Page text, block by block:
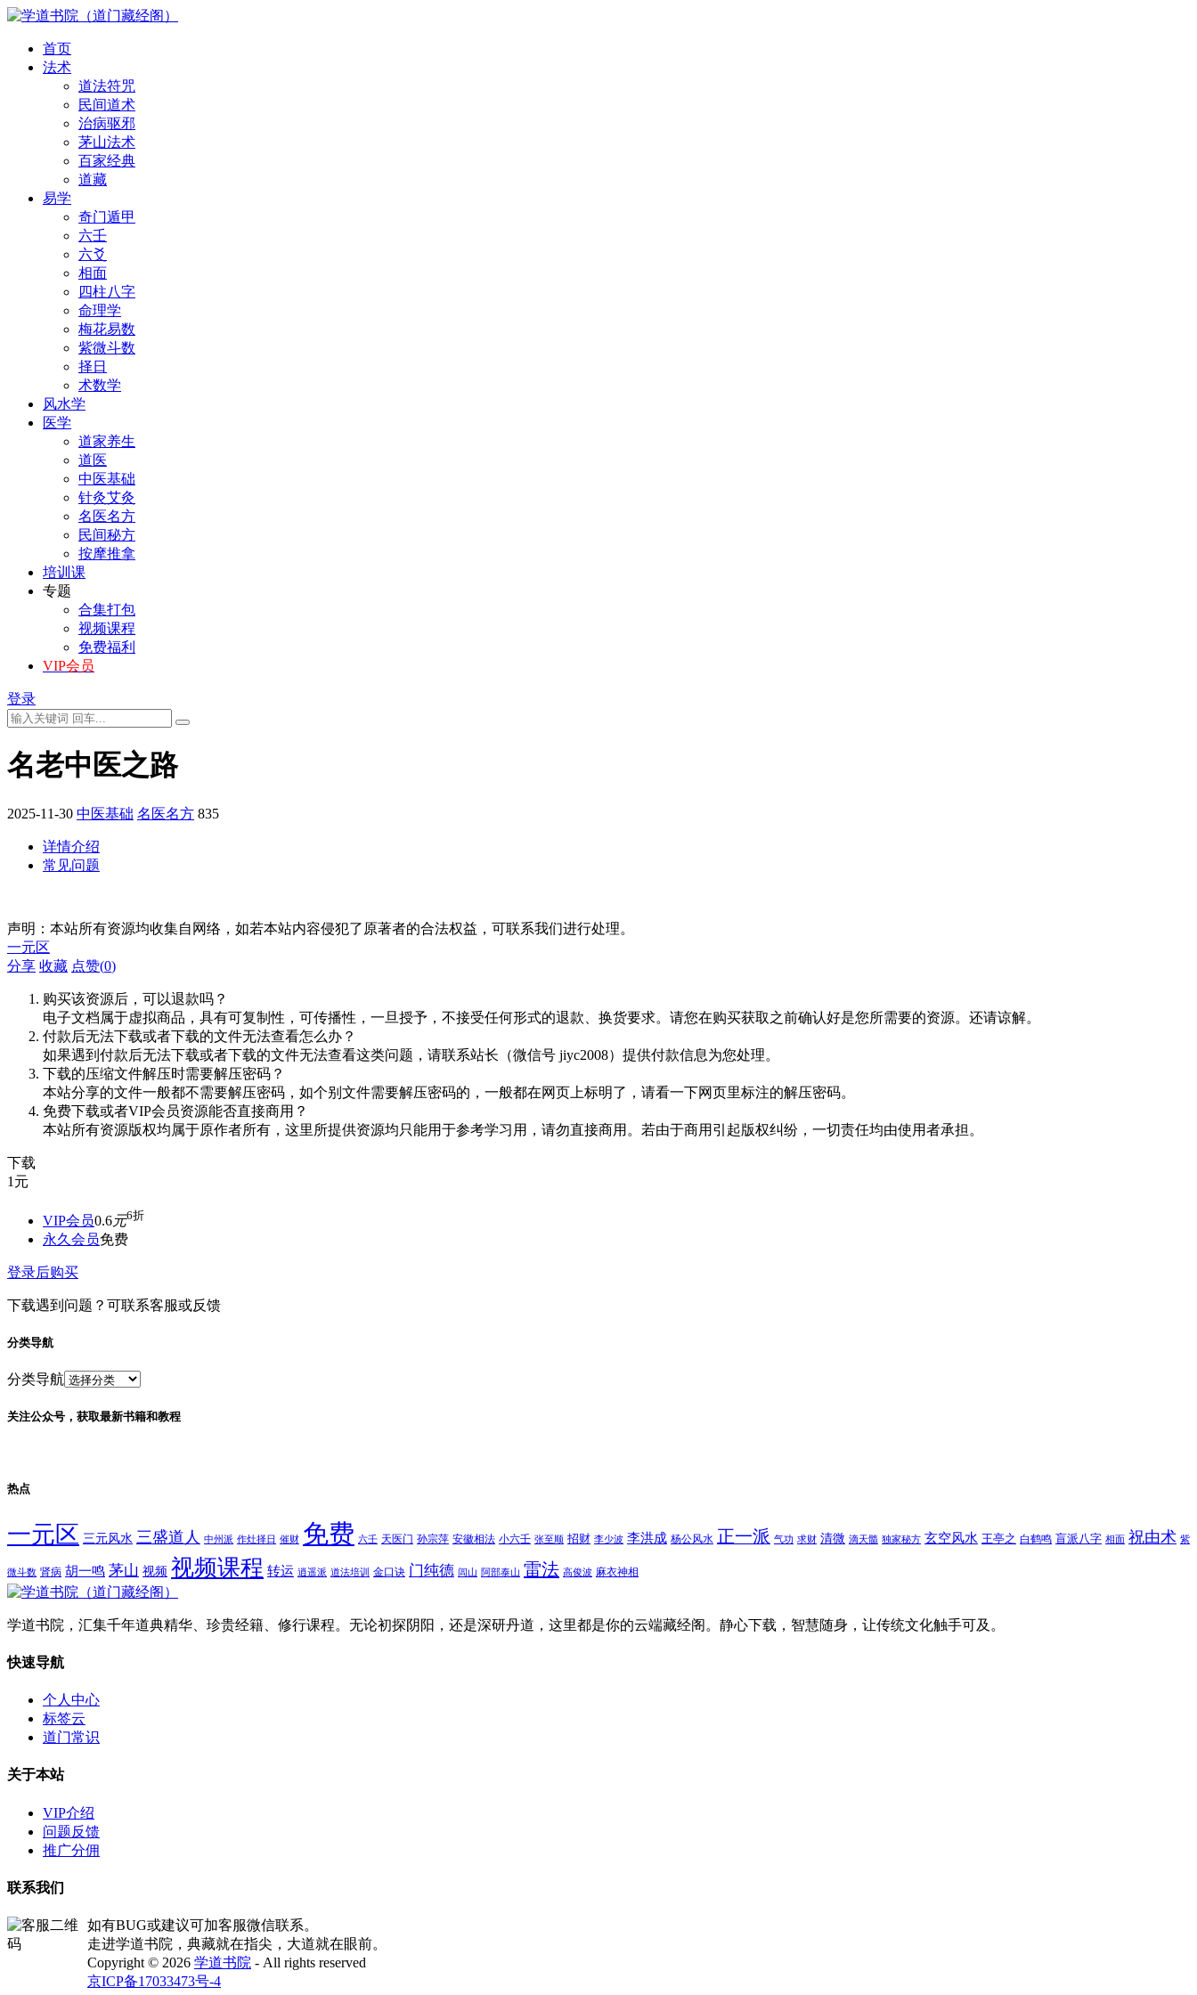
首页
法术
道法符咒
民间道术
治病驱邪
茅山法术
百家经典
道藏
易学
奇门遁甲
六壬
六爻
相面
四柱八字
命理学
梅花易数
紫微斗数
择日
术数学
风水学
医学
道家养生
道医
中医基础
针灸艾灸
名医名方
民间秘方
按摩推拿
培训课
专题
合集打包
视频课程
免费福利
VIP会员
登录
名老中医之路
2025-11-30 中医基础 名医名方 835
详情介绍
常见问题
声明：本站所有资源均收集自网络，如若本站内容侵犯了原著者的合法权益，可联系我们进行处理。
一元区
分享 收藏 点赞(0)
购买该资源后，可以退款吗？
电子文档属于虚拟商品，具有可复制性，可传播性，一旦授予，不接受任何形式的退款、换货要求。请您在购买获取之前确认好是您所需要的资源。还请谅解。
付款后无法下载或者下载的文件无法查看怎么办？
如果遇到付款后无法下载或者下载的文件无法查看这类问题，请联系站长（微信号 jiyc2008）提供付款信息为您处理。
下载的压缩文件解压时需要解压密码？
本站分享的文件一般都不需要解压密码，如个别文件需要解压密码的，一般都在网页上标明了，请看一下网页里标注的解压密码。
免费下载或者VIP会员资源能否直接商用？
本站所有资源版权均属于原作者所有，这里所提供资源均只能用于参考学习用，请勿直接商用。若由于商用引起版权纠纷，一切责任均由使用者承担。
下载
1 元
VIP会员0.6元6折
永久会员免费
登录后购买
下载遇到问题？可联系客服或反馈
分类导航
分类导航
关注公众号，获取最新书籍和教程
热点
一元区 三元风水 三盛道人 中州派 作灶择日 催财 免费 六壬 天医门 孙宗萍 安徽相法 小六壬 张至顺 招财 李少波 李洪成 杨公风水 正一派 气功 求财 清微 滴天髓 独家秘方 玄空风水 王亭之 白鹤鸣 盲派八字 相面 祝由术 紫
微斗数 肾病 胡一鸣 茅山 视频 视频课程 转运 逍遥派 道法培训 金口诀 门纯德 闾山 阿部泰山 雷法 高俊波 麻衣神相
学道书院，汇集千年道典精华、珍贵经籍、修行课程。无论初探阴阳，还是深研丹道，这里都是你的云端藏经阁。静心下载，智慧随身，让传统文化触手可及。
快速导航
个人中心
标签云
道门常识
关于本站
VIP介绍
问题反馈
推广分佣
联系我们
如有BUG或建议可加客服微信联系。
走进学道书院，典藏就在指尖，大道就在眼前。
Copyright © 2026 学道书院 - All rights reserved
京ICP备17033473号-4